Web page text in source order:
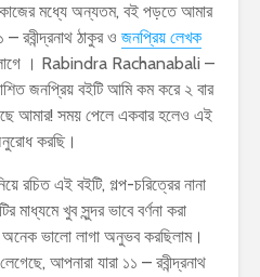
মধ্যে অন্যতম, বই পড়তে আমার
রবীন্দ্রনাথ ঠাকুর ও জনপ্রিয় লেখক
। Rabindra Rachanabali –
জনপ্রিয় বইটি আমি কম করে ২ বার
আমার! সময় পেলে একবার হলেও এই
করছি।
রচিত এই বইটি, গল্প-চরিত্রের নানা
মাধ্যমে খুব সুন্দর ভাবে বর্ণনা করা
ভালো লাগা অনুভব করছিলাম।
আপনারা যারা ১১ – রবীন্দ্রনাথ